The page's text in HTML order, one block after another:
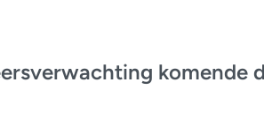
komende